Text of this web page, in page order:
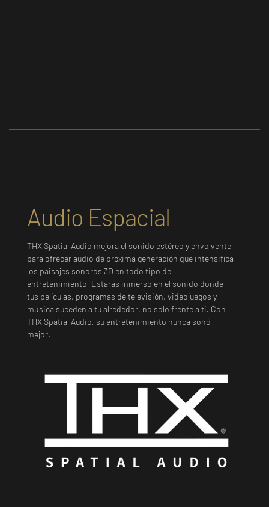
Audio Espacial
THX Spatial Audio mejora el sonido estéreo y envolvente
para ofrecer audio de próxima generación que intensifica
los paisajes sonoros 3D en todo tipo de
entretenimiento. Estarás inmerso en el sonido donde
tus películas, programas de televisión, videojuegos y
música suceden a tu alrededor, no solo frente a ti. Con
THX Spatial Audio, su entretenimiento nunca sonó
mejor.